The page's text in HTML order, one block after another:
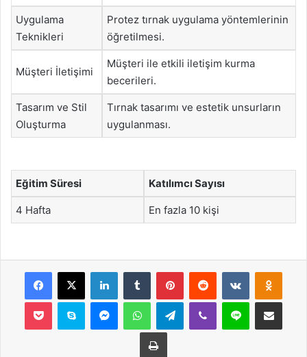
Uygulama
Teknikleri
Protez tırnak uygulama yöntemlerinin
öğretilmesi.
Müşteri İletişimi
Müşteri ile etkili iletişim kurma
becerileri.
Tasarım ve Stil
Oluşturma
Tırnak tasarımı ve estetik unsurların
uygulanması.
Eğitim Süresi Katılımcı Sayısı
4 Hafta En fazla 10 kişi
Facebook
X LinkedInTumblr PinterestReddit VKontakte
Pocket Skype MessengerWhatsAppTelegramViber Line E-Posta ile
Yazdır